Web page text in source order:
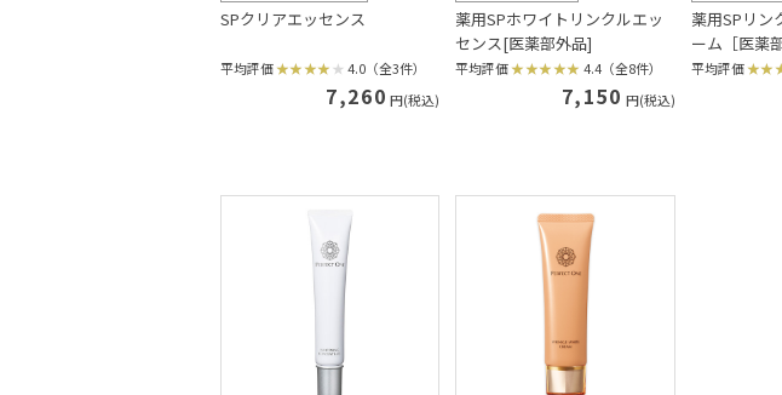
SPクリアエッセンス
平均評価 4.0（全3件）
7,260 円(税込)
薬用SPホワイトリンクルエッ
センス[医薬部外品]
平均評価 4.4（全8件）
7,150 円(税込)
薬用SPリン
ーム［医薬
平均評価